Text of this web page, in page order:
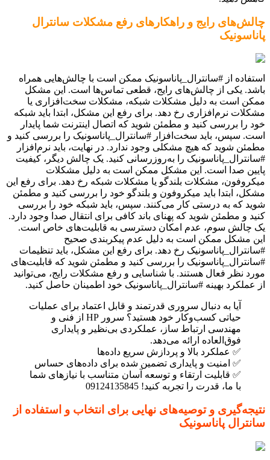
چالش‌های رایج و راهکارهای رفع مشکلات سانترال
پاناسونیک
استفاده از #سانترال_پاناسونیک ممکن است با چالش‌هایی همراه
باشد. یکی از چالش‌های رایج، قطعی تماس‌ها است. این مشکل
ممکن است به دلیل مشکلات شبکه، مشکلات سخت‌افزاری یا
مشکلات نرم‌افزاری رخ دهد. برای رفع این مشکل، ابتدا باید شبکه
خود را بررسی کنید و مطمئن شوید که اتصال اینترنت شما پایدار
است. سپس، باید سخت‌افزار #سانترال_پاناسونیک را بررسی کنید و
مطمئن شوید که هیچ مشکلی وجود ندارد. در نهایت، باید نرم‌افزار
#سانترال_پاناسونیک را به‌روزرسانی کنید. یک چالش دیگر، کیفیت
پایین صدا است. این مشکل ممکن است به دلیل مشکلات
میکروفون، مشکلات بلندگو یا مشکلات شبکه رخ دهد. برای رفع این
مشکل، ابتدا باید میکروفون و بلندگو خود را بررسی کنید و مطمئن
شوید که به درستی کار می‌کنند. سپس، باید شبکه خود را بررسی
کنید و مطمئن شوید که پهنای باند کافی برای انتقال صدا وجود دارد.
یک چالش سوم، عدم امکان دسترسی به قابلیت‌های خاص است.
این مشکل ممکن است به دلیل عدم پیکربندی صحیح
#سانترال_پاناسونیک رخ دهد. برای رفع این مشکل، باید تنظیمات
#سانترال_پاناسونیک را بررسی کنید و مطمئن شوید که قابلیت‌های
مورد نظر فعال هستند. با شناسایی و رفع مشکلات رایج، می‌توانید
از عملکرد بهینه #سانترال_پاناسونیک خود اطمینان حاصل کنید.
آیا به دنبال سروری قدرتمند و قابل اعتماد برای عملیات
حیاتی کسب‌وکار خود هستید؟ سرور HP از فنی و
مهندسی ارتباط ساز، عملکردی بی‌نظیر و پایداری
فوق‌العاده ارائه می‌دهد.
✅ عملکرد بالا و پردازش سریع داده‌ها
✅ امنیت و پایداری تضمین شده برای داده‌های حساس
✅ قابلیت ارتقاء و توسعه آسان متناسب با نیازهای شما
با ما، قدرت را تجربه کنید! 09124135845
نتیجه‌گیری و توصیه‌های نهایی برای انتخاب و استفاده از
سانترال پاناسونیک